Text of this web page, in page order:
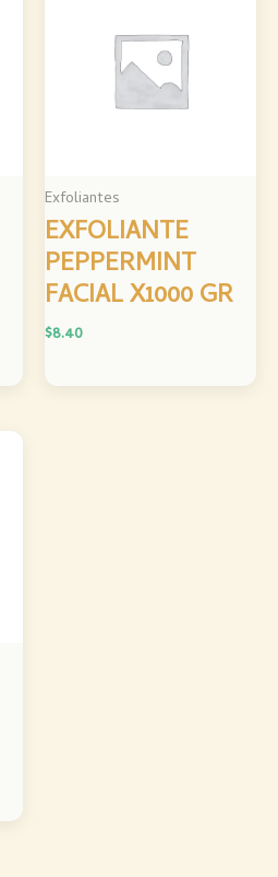
Exfoliantes
EXFOLIANTE
PEPPERMINT
FACIAL X1000 GR
$8.40